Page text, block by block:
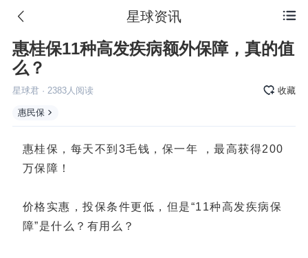
 星球资讯
惠桂保11种高发疾病额外保障，真的值
么？
星球君· 2383人阅读 收藏
惠民保
惠桂保，每天不到3毛钱，保一年 ，最高获得200
万保障！
价格实惠，投保条件更低，但是“11种高发疾病保
障”是什么？有用么？